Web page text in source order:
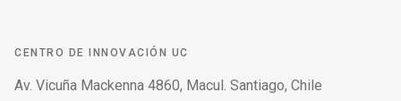
CENTRO DE INNOVACIÓN UC
Av. Vicuña Mackenna 4860, Macul. Santiago, Chile